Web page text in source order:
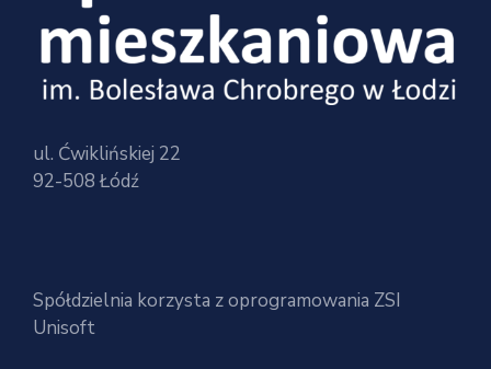
ul. Ćwiklińskiej 22
92-508 Łódź
Spółdzielnia korzysta z oprogramowania ZSI
Unisoft